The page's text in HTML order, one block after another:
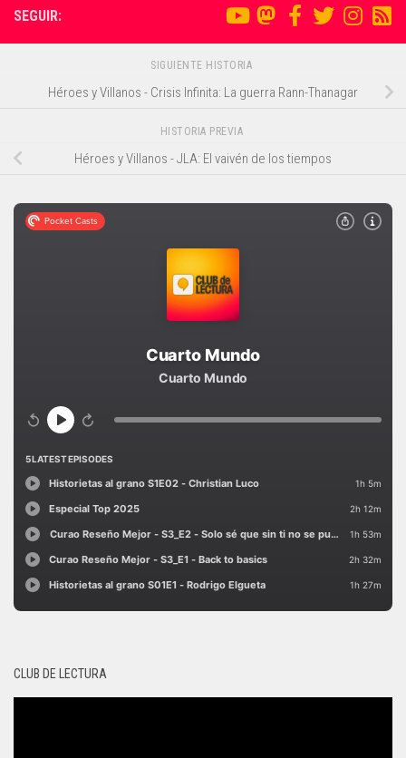
SEGUIR:
SIGUIENTE HISTORIA
Héroes y Villanos - Crisis Infinita: La guerra Rann-Thanagar
HISTORIA PREVIA
Héroes y Villanos - JLA: El vaivén de los tiempos
CLUB DE LECTURA